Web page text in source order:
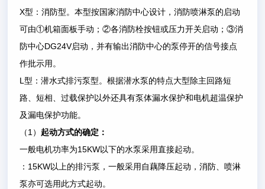
X型：消防型。本型按国家消防中心设计，消防喷淋泵的启动
可由①机箱面板手动；②各消防栓按钮或压力开关启动；③消
防中心DG24V启动，并有输出消防中心的泵停开的信号接点
作批示用。
L型：潜水式排污泵型。根据潜水泵的特点大型除主回路短
路、短相、过载保护以外还具有泵体漏水保护和电机超温保护
及漏电保护功能。
（ 1 ） 起动方式的确定：
一般电机功率为15KW以下的水泵采用直接起动。
： 15KW以上的排污泵，一般采用自藕降压起动，消防、喷淋
泵亦可选用此方式起动。